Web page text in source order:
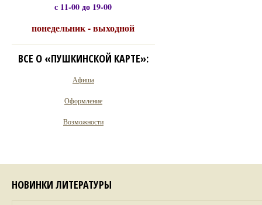
с 11-00 до 19-00
понедельник - выходной
ВСЕ О «ПУШКИНСКОЙ КАРТЕ»:
Афиша
Оформление
Возможности
НОВИНКИ ЛИТЕРАТУРЫ